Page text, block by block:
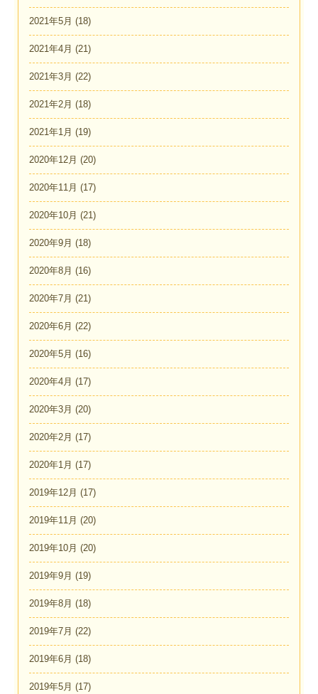
2021年5月 (18)
2021年4月 (21)
2021年3月 (22)
2021年2月 (18)
2021年1月 (19)
2020年12月 (20)
2020年11月 (17)
2020年10月 (21)
2020年9月 (18)
2020年8月 (16)
2020年7月 (21)
2020年6月 (22)
2020年5月 (16)
2020年4月 (17)
2020年3月 (20)
2020年2月 (17)
2020年1月 (17)
2019年12月 (17)
2019年11月 (20)
2019年10月 (20)
2019年9月 (19)
2019年8月 (18)
2019年7月 (22)
2019年6月 (18)
2019年5月 (17)